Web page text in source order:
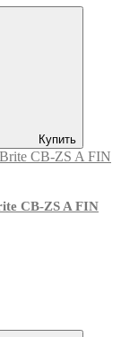
Купить
CB-ZS A FIN